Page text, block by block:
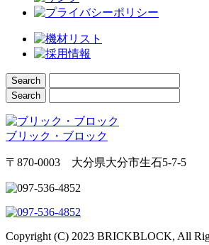
ブリック・ブロック
〒870-0003 大分県大分市生石5-7-5
Copyright (C) 2023 BRICKBLOCK, All